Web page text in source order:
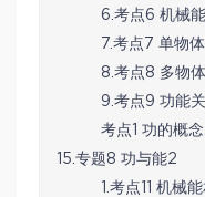
6.考点6 机械
7.考点7 单物
8.考点8 多物
9.考点9 功能
考点1 功的概
15.专题8 功与能2
1.考点11 机械